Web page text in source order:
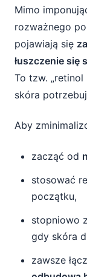
Mimo
rozważnego
pojawiają się
łuszczenie się
To tzw. „retinol
skóra
Aby
zacząć od
stosować
początku,
stopniowo
gdy skóra
zawsze